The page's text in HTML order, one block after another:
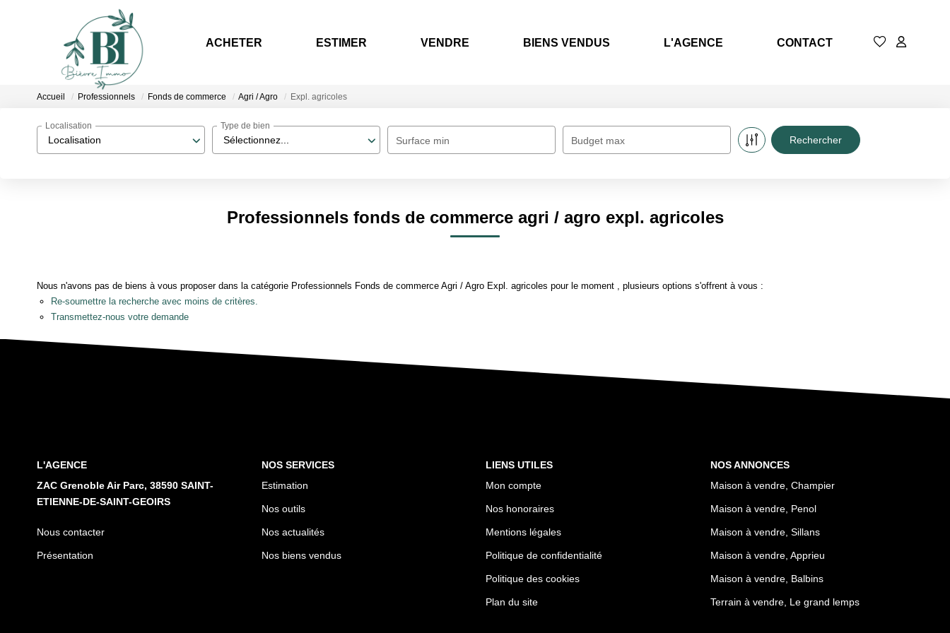
ACHETER ESTIMER VENDRE BIENS VENDUS L'AGENCE CONTACT
Accueil Professionnels Fonds de commerce Agri / Agro Expl. agricoles
Localisation
Localisation
Sélectionnez...
Type de bien
Surface min Budget max
Professionnels fonds de commerce agri / agro expl. agricoles
Nous n'avons pas de biens à vous proposer dans la catégorie Professionnels Fonds de commerce Agri / Agro Expl. agricoles pour le moment , plusieurs options s'offrent à vous :
Re-soumettre la recherche avec moins de critères.
Transmettez-nous votre demande
L'AGENCE
ZAC Grenoble Air Parc, 38590 SAINT-
ETIENNE-DE-SAINT-GEOIRS
Nous contacter
Présentation
NOS SERVICES
Estimation
Nos outils
Nos actualités
Nos biens vendus
LIENS UTILES
Mon compte
Nos honoraires
Mentions légales
Politique de confidentialité
Politique des cookies
Plan du site
NOS ANNONCES
Maison à vendre, Champier
Maison à vendre, Penol
Maison à vendre, Sillans
Maison à vendre, Apprieu
Maison à vendre, Balbins
Terrain à vendre, Le grand lemps